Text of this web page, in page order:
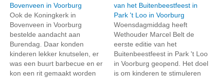
Bovenveen in Voorburg
Ook de Koningkerk in
Bovenveen in Voorburg
bestelde aandacht aan
Burendag. Daar konden
kinderen lekker knutselen, er
was een buurt barbecue en er
kon een rit gemaakt worden
van het Buitenbeestfeest in
Park 't Loo in Voorburg
Woensdagmiddag heeft
Wethouder Marcel Belt de
eerste editie van het
Buitenbeestfeest in Park 't Loo
in Voorburg geopend. Het doel
is om kinderen te stimuleren